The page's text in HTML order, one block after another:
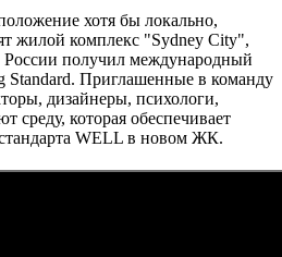
хотя бы локально,
жилой комплекс "Sydney City",
России получил международный
Standard. Приглашенные в команду
дизайнеры, психологи,
среду, которая обеспечивает
WELL в новом ЖК.